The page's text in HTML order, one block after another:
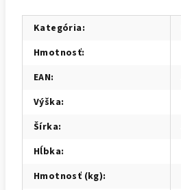
Kategória:
Hmotnosť:
EAN:
Výška:
Šírka:
Hĺbka:
Hmotnosť (kg):